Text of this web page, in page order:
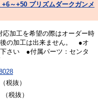
～+50 プリズムダークガンメ
加工を希望の際はオーダー時
の加工は出来ません。 ●オ
さい ●付属パーツ：センタ
税抜）
税抜）